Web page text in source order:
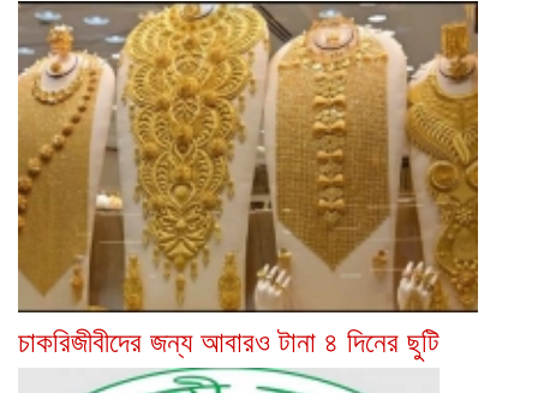
চাকরিজীবীদের জন্য আবারও টানা ৪ দিনের ছুটি